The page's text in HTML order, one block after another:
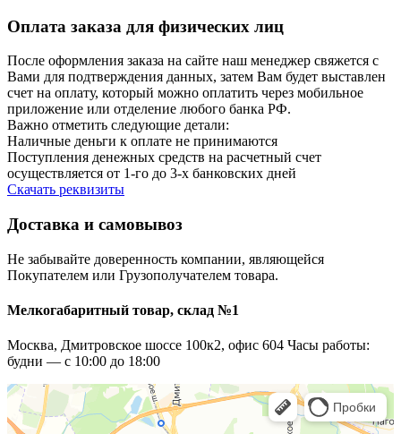
Оплата заказа для физических лиц
После оформления заказа на сайте наш менеджер свяжется с
Вами для подтверждения данных, затем Вам будет выставлен
счет на оплату, который можно оплатить через мобильное
приложение или отделение любого банка РФ.
Важно отметить следующие детали:
Наличные деньги к оплате не принимаются
Поступления денежных средств на расчетный счет
осуществляется от 1-го до 3-х банковских дней
Скачать реквизиты
Доставка и самовывоз
Не забывайте доверенность компании, являющейся
Покупателем или Грузополучателем товара.
Мелкогабаритный товар, склад №1
Москва, Дмитровское шоссе 100к2, офис 604 Часы работы:
будни — с 10:00 до 18:00